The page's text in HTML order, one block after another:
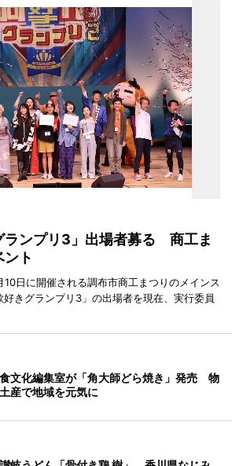
ランプリ3」出場者募る 商工ま
ト
日に開催される調布市商工まつりのメインス
きグランプリ3」の出場者を現在、実行委員
文化編集室が「角大師どら焼き」発売 物
産で地域を元気に